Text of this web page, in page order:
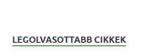
LEGOLVASOTTABB CIKKEK